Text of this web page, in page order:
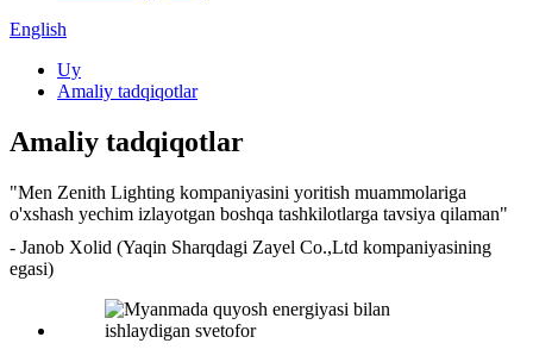
English
Uy
Amaliy tadqiqotlar
Amaliy tadqiqotlar
"Men Zenith Lighting kompaniyasini yoritish muammolariga
o'xshash yechim izlayotgan boshqa tashkilotlarga tavsiya qilaman"
- Janob Xolid (Yaqin Sharqdagi Zayel Co.,Ltd kompaniyasining
egasi)